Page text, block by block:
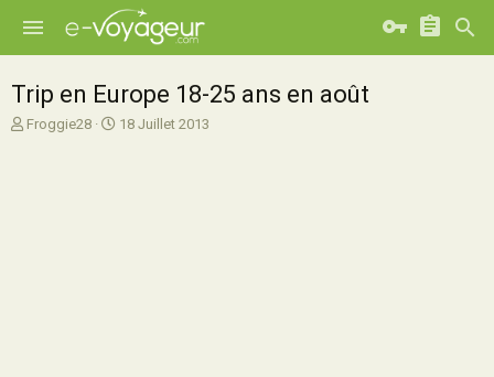
Trip en Europe 18-25 ans en août
A
Froggie28
D18 Juillet 2013